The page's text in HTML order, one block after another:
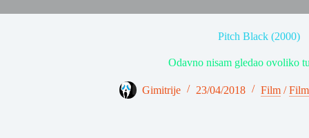
Pitch Black (2000)
Odavno nisam gledao ovoliko
Gimitrije 23/04/2018 Film /